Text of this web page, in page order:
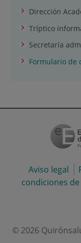
Dirección
Tríptico
Secretaría
Formulario de
Aviso legal
condiciones
© 2026